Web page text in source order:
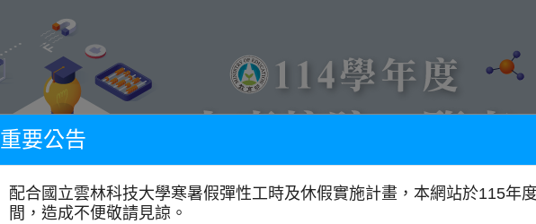
重要公告
配合國立雲林科技大學寒暑假彈性工時及休假實施計畫，本網站於115年
間，造成不便敬請見諒。